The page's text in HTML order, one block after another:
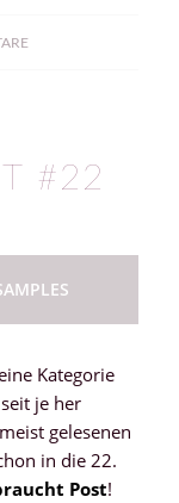
#22
Kategorie
je her
gelesenen
in die 22.
Post!